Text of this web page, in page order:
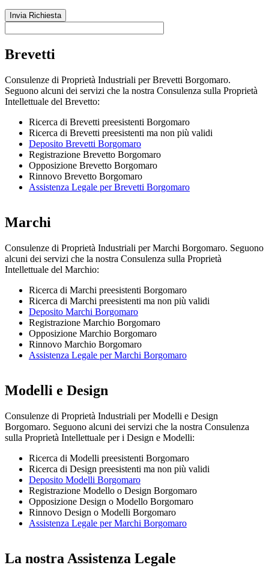
Brevetti
Consulenze di Proprietà Industriali per Brevetti Borgomaro.
Seguono alcuni dei servizi che la nostra Consulenza sulla Proprietà
Intellettuale del Brevetto:
Ricerca di Brevetti preesistenti Borgomaro
Ricerca di Brevetti preesistenti ma non più validi
Deposito Brevetti Borgomaro
Registrazione Brevetto Borgomaro
Opposizione Brevetto Borgomaro
Rinnovo Brevetto Borgomaro
Assistenza Legale per Brevetti Borgomaro
Marchi
Consulenze di Proprietà Industriali per Marchi Borgomaro. Seguono
alcuni dei servizi che la nostra Consulenza sulla Proprietà
Intellettuale del Marchio:
Ricerca di Marchi preesistenti Borgomaro
Ricerca di Marchi preesistenti ma non più validi
Deposito Marchi Borgomaro
Registrazione Marchio Borgomaro
Opposizione Marchio Borgomaro
Rinnovo Marchio Borgomaro
Assistenza Legale per Marchi Borgomaro
Modelli e Design
Consulenze di Proprietà Industriali per Modelli e Design
Borgomaro. Seguono alcuni dei servizi che la nostra Consulenza
sulla Proprietà Intellettuale per i Design e Modelli:
Ricerca di Modelli preesistenti Borgomaro
Ricerca di Design preesistenti ma non più validi
Deposito Modelli Borgomaro
Registrazione Modello o Design Borgomaro
Opposizione Design o Modello Borgomaro
Rinnovo Design o Modelli Borgomaro
Assistenza Legale per Marchi Borgomaro
La nostra Assistenza Legale